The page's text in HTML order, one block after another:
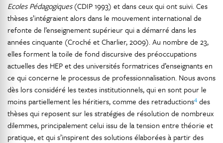
Ecoles Pédagogiques(CDIP 1993) et dans ceux qui ont suivi. Ces
thèses s’intégraient alors dans le mouvement international de
refonte de l’enseignement supérieur qui a démarré dans les
années cinquante (Croché et Charlier, 2009). Au nombre de 23,
elles forment la toile de fond discursive des préoccupations
actuelles des HEP et des universités formatrices d’enseignants en
ce qui concerne le processus de professionnalisation. Nous avons
dès lors considéré les textes institutionnels, qui en sont pour le
moins partiellement les héritiers, comme des retraductions4 des
thèses qui reposent sur les stratégies de résolution de nombreux
dilemmes, principalement celui issu de la tension entre théorie et
pratique, et qui s’inspirent des solutions élaborées à partir des